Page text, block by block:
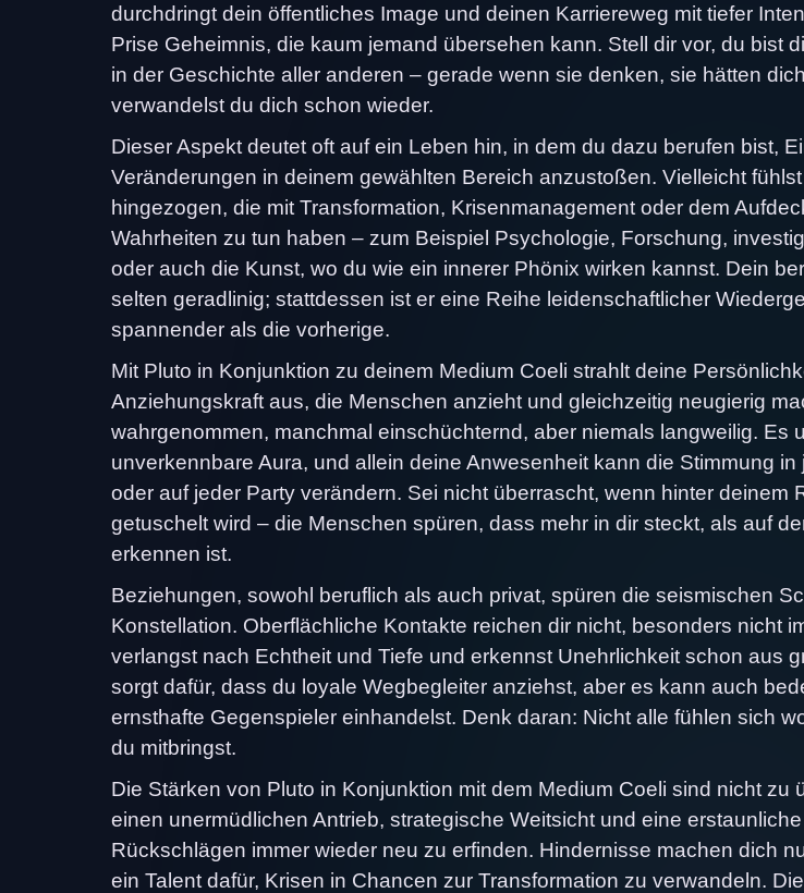
durchdringt dein öffentliches Image und deinen Karriereweg mit tiefer
Prise Geheimnis, die kaum jemand übersehen kann. Stell dir vor, du bist
in der Geschichte aller anderen – gerade wenn sie denken, sie hätten
verwandelst du dich schon wieder.
Dieser Aspekt deutet oft auf ein Leben hin, in dem du dazu berufen bist,
Veränderungen in deinem gewählten Bereich anzustoßen. Vielleicht
hingezogen, die mit Transformation, Krisenmanagement oder dem
Wahrheiten zu tun haben – zum Beispiel Psychologie, Forschung,
oder auch die Kunst, wo du wie ein innerer Phönix wirken kannst. Dein
selten geradlinig; stattdessen ist er eine Reihe leidenschaftlicher
spannender als die vorherige.
Mit Pluto in Konjunktion zu deinem Medium Coeli strahlt deine
Anziehungskraft aus, die Menschen anzieht und gleichzeitig neugierig
wahrgenommen, manchmal einschüchternd, aber niemals langweilig. Es
unverkennbare Aura, und allein deine Anwesenheit kann die Stimmung in
oder auf jeder Party verändern. Sei nicht überrascht, wenn hinter deinem
getuschelt wird – die Menschen spüren, dass mehr in dir steckt, als auf
erkennen ist.
Beziehungen, sowohl beruflich als auch privat, spüren die seismischen
Konstellation. Oberflächliche Kontakte reichen dir nicht, besonders nicht
verlangst nach Echtheit und Tiefe und erkennst Unehrlichkeit schon aus
sorgt dafür, dass du loyale Wegbegleiter anziehst, aber es kann auch
ernsthafte Gegenspieler einhandelst. Denk daran: Nicht alle fühlen sich
du mitbringst.
Die Stärken von Pluto in Konjunktion mit dem Medium Coeli sind nicht zu
einen unermüdlichen Antrieb, strategische Weitsicht und eine
Rückschlägen immer wieder neu zu erfinden. Hindernisse machen dich
ein Talent dafür, Krisen in Chancen zur Transformation zu verwandeln.